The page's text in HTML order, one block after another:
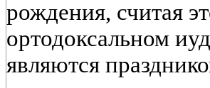
рождения, считая
ортодоксальном
являются